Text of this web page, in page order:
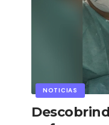
NOTICIAS